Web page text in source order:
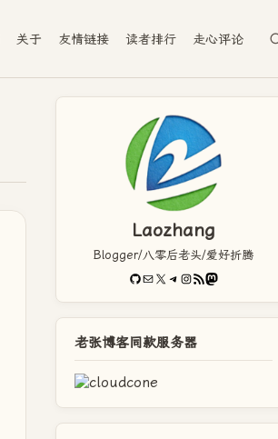
关于 友情链接 读者排行 走心评论
Laozhang
Blogger/八零后老头/爱好折腾
GitHub
电子邮件X Telegram
Instagram
RSS FeedMastodon
老张博客同款服务器